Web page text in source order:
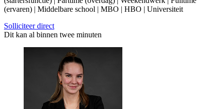
(ervaren) | Middelbare school | MBO | HBO | Universiteit
Solliciteer direct
Dit kan al binnen twee minuten